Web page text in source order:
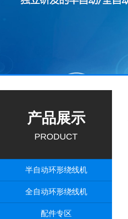
产品展示
PRODUCT
半自动环形绕线机
全自动环形绕线机
配件专区